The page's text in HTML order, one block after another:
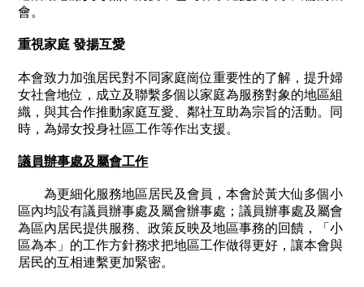
會。
重視家庭 發揚互愛
本會致力加強居民對不同家庭崗位重要性的了解，提升婦
女社會地位，成立及聯繫多個以家庭為服務對象的地區組
織，與其合作推動家庭互愛、鄰社互助為宗旨的活動。同
時，為婦女投身社區工作等作出支援。
議員辦事處及屬會工作
為更細化服務地區居民及會員，本會於黃大仙多個小
區內均設有議員辦事處及屬會辦事處；議員辦事處及屬會
為區內居民提供服務、政策反映及地區事務的回饋，「小
區為本」的工作方針務求把地區工作做得更好，讓本會與
居民的互相連繫更加緊密。